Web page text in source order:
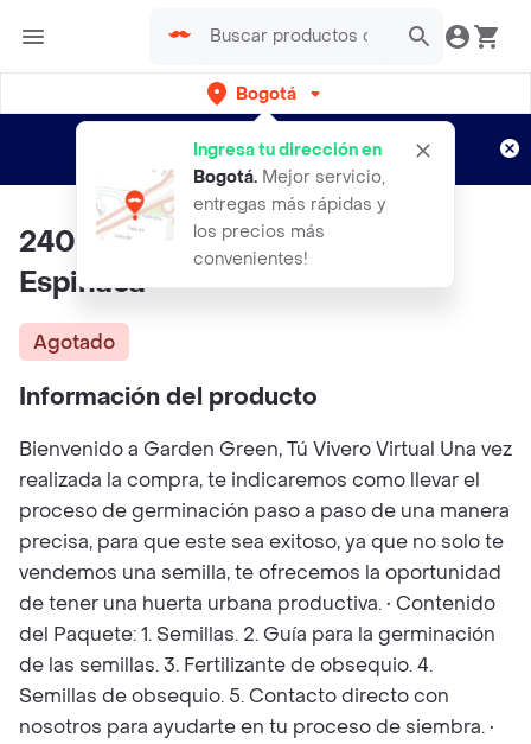
Bogotá
Ingresa tu dirección en
Bogotá. Mejor servicio,
entregas más rápidas y
los precios más
convenientes!
envíos gratis por semanas
Aplican TyC
240 Semillas Orgánicas De
Espinaca
Agotado
Información del producto
Bienvenido a Garden Green, Tú Vivero Virtual Una vez
realizada la compra, te indicaremos como llevar el
proceso de germinación paso a paso de una manera
precisa, para que este sea exitoso, ya que no solo te
vendemos una semilla, te ofrecemos la oportunidad
de tener una huerta urbana productiva. • Contenido
del Paquete: 1. Semillas. 2. Guía para la germinación
de las semillas. 3. Fertilizante de obsequio. 4.
Semillas de obsequio. 5. Contacto directo con
nosotros para ayudarte en tu proceso de siembra. •